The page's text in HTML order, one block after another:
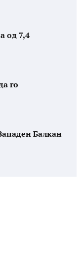
од 7,4
го
Балкан